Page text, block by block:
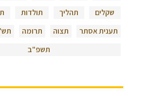
שקלים
תהליך תולדות
תענית אסתר
תצוה תרומה
תשפ"ב